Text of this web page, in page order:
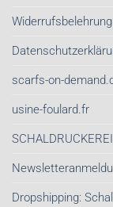
Widerrufsbelehrung
scarfs-on-
usine-foulard.fr
Dropshipping: